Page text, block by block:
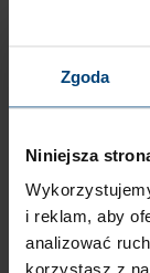
Zgoda
Niniejsza
i reklam, aby
analizować
korzystasz z
Nasz zespół